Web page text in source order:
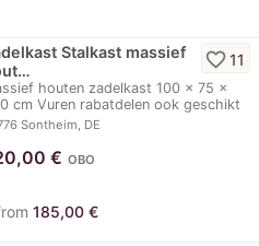
Stalkast massief
houten zadelkast 100 x 75 x
cm Vuren rabatdelen ook geschikt
Sontheim, DE
favorite_border11
€ OBO
185,00 €